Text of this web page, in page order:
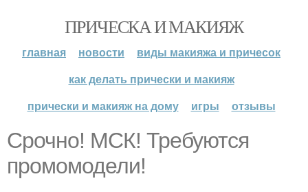
ПРИЧЕСКА И МАКИЯЖ
главная новости
виды макияжа и причесок
как делать прически и макияж
прически и макияж на дому
игры отзывы
Срочно! МСК! Требуются
промомодели!